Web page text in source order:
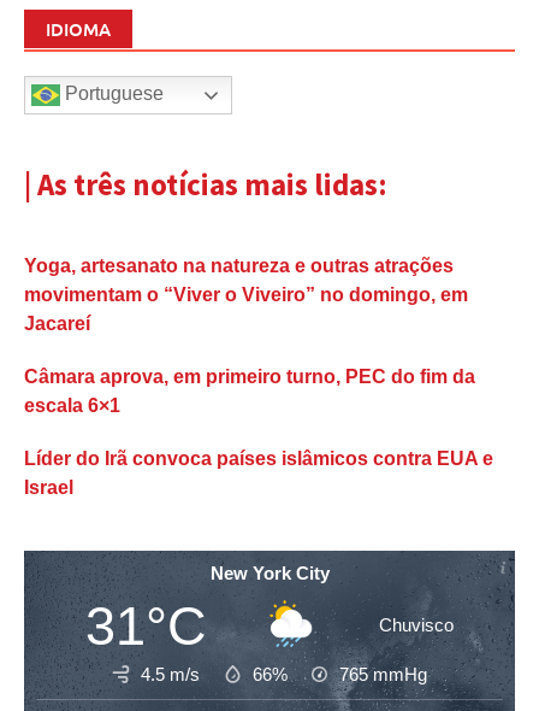
IDIOMA
Portuguese
| As três notícias mais lidas:
Yoga, artesanato na natureza e outras atrações
movimentam o “Viver o Viveiro” no domingo, em
Jacareí
Câmara aprova, em primeiro turno, PEC do fim da
escala 6×1
Líder do Irã convoca países islâmicos contra EUA e
Israel
New York City
31°C Chuvisco
4.5 m/s 66% 765mmHg